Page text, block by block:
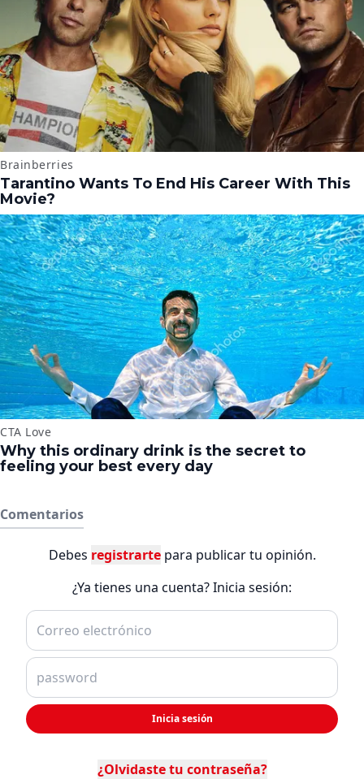
Comentarios
Debes registrartepara publicar tu opinión.
¿Ya tienes una cuenta? Inicia sesión:
Inicia sesión
¿Olvidaste tu contraseña?